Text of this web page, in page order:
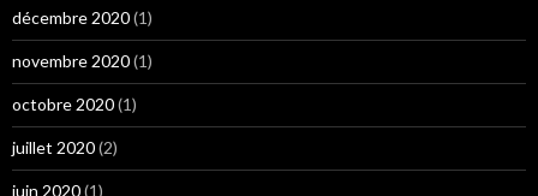
décembre 2020(1)
novembre 2020(1)
octobre 2020(1)
juillet 2020(2)
juin 2020(1)